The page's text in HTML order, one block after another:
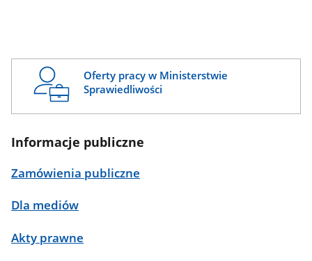
Oferty pracy w Ministerstwie
Sprawiedliwości
Informacje publiczne
Zamówienia publiczne
Dla mediów
Akty prawne